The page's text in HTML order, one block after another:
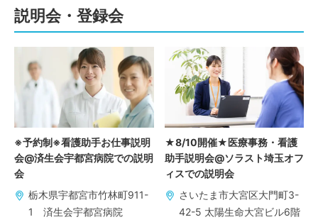
説明会・登録会
※予約制※看護助手お仕事説明
会@済生会宇都宮病院での説明
会
栃木県宇都宮市竹林町911-
1 済生会宇都宮病院
★8/10開催★医療事務・看護
助手説明会@ソラスト埼玉オフ
ィスでの説明会
さいたま市大宮区大門町3-
42-5 太陽生命大宮ビル6階